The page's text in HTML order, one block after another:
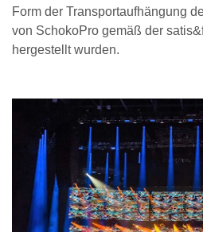
Form der Transportaufhängung
von SchokoPro gemäß der
hergestellt wurden.